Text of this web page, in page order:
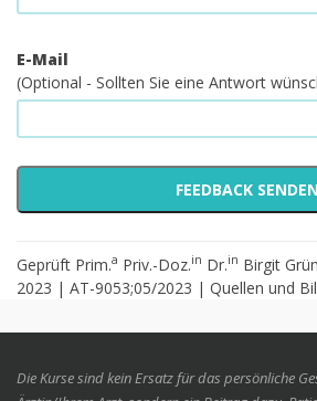
E-Mail
(Optional - Sollten Sie eine Antwort
Geprüft Prim.a Priv.-Doz.in Dr.in Birgit
2023 | AT-9053;05/2023 | Quellen und
Die Kurse sind kein Ersatz für das persönliche